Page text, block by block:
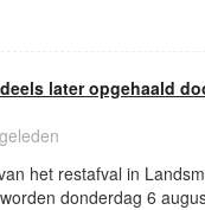
later opgehaald
het restafval in
donderdag 6